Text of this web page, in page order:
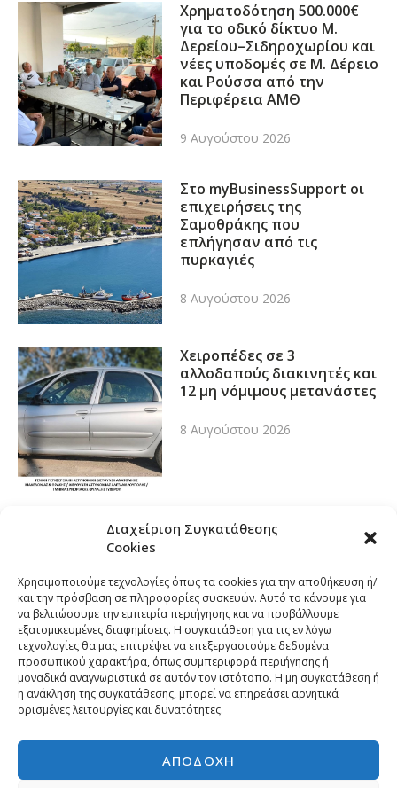
Διαχείριση Συγκατάθεσης
Cookies
Χρησιμοποιούμε τεχνολογίες όπως τα cookies για την αποθήκευση ή/
και την πρόσβαση σε πληροφορίες συσκευών. Αυτό το κάνουμε για
να βελτιώσουμε την εμπειρία περιήγησης και να προβάλλουμε
εξατομικευμένες διαφημίσεις. Η συγκατάθεση για τις εν λόγω
τεχνολογίες θα μας επιτρέψει να επεξεργαστούμε δεδομένα
προσωπικού χαρακτήρα, όπως συμπεριφορά περιήγησης ή
μοναδικά αναγνωριστικά σε αυτόν τον ιστότοπο. Η μη συγκατάθεση ή
η ανάκληση της συγκατάθεσης, μπορεί να επηρεάσει αρνητικά
ορισμένες λειτουργίες και δυνατότητες.
ΑΠΟΔΟΧΉ
Χρηματοδότηση 500.000€
για το οδικό δίκτυο Μ.
Δερείου–Σιδηροχωρίου και
νέες υποδομές σε Μ. Δέρειο
και Ρούσσα από την
Περιφέρεια ΑΜΘ
9 Αυγούστου 2026
Στο myBusinessSupport οι
επιχειρήσεις της
Σαμοθράκης που
επλήγησαν από τις
πυρκαγιές
8 Αυγούστου 2026
Χειροπέδες σε 3
αλλοδαπούς διακινητές και
12 μη νόμιμους μετανάστες
8 Αυγούστου 2026